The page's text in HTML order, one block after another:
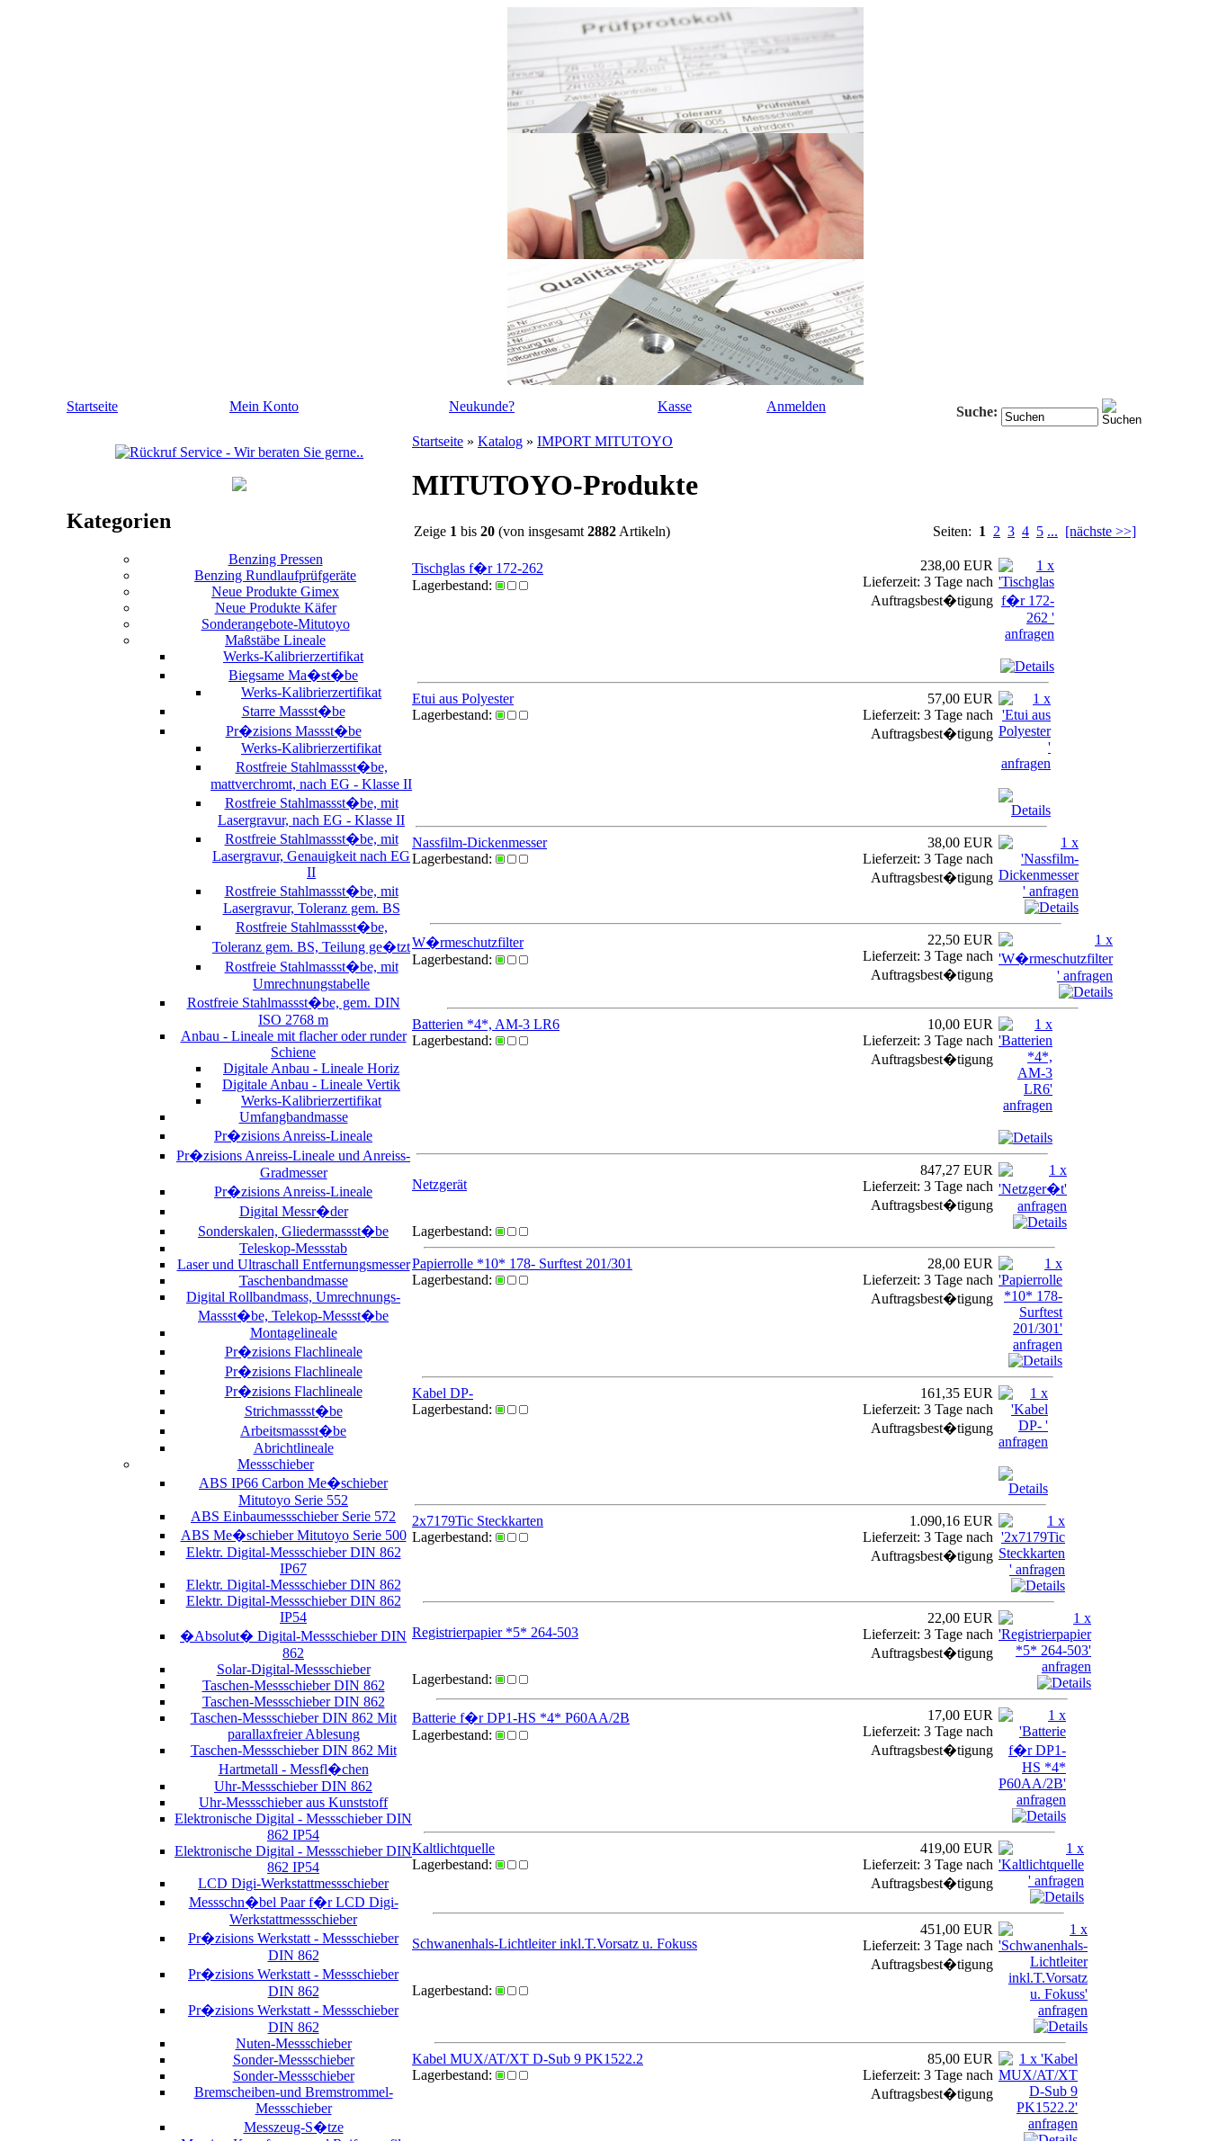
Startseite Mein Konto Neukunde? Kasse Anmelden Suche:
Kategorien
Benzing Pressen
Benzing Rundlaufprüfgeräte
Neue Produkte Gimex
Neue Produkte Käfer
Sonderangebote-Mitutoyo
Maßstäbe Lineale
Werks-Kalibrierzertifikat
Biegsame Ma�st�be
Werks-Kalibrierzertifikat
Starre Massst�be
Pr�zisions Massst�be
Werks-Kalibrierzertifikat
Rostfreie Stahlmassst�be,
mattverchromt, nach EG - Klasse II
Rostfreie Stahlmassst�be, mit
Lasergravur, nach EG - Klasse II
Rostfreie Stahlmassst�be, mit
Lasergravur, Genauigkeit nach EG
II
Rostfreie Stahlmassst�be, mit
Lasergravur, Toleranz gem. BS
Rostfreie Stahlmassst�be,
Toleranz gem. BS, Teilung ge�tzt
Rostfreie Stahlmassst�be, mit
Umrechnungstabelle
Rostfreie Stahlmassst�be, gem. DIN
ISO 2768 m
Anbau - Lineale mit flacher oder runder
Schiene
Digitale Anbau - Lineale Horiz
Digitale Anbau - Lineale Vertik
Werks-Kalibrierzertifikat
Umfangbandmasse
Pr�zisions Anreiss-Lineale
Pr�zisions Anreiss-Lineale und Anreiss-
Gradmesser
Pr�zisions Anreiss-Lineale
Digital Messr�der
Sonderskalen, Gliedermassst�be
Teleskop-Messstab
Laser und Ultraschall Entfernungsmesser
Taschenbandmasse
Digital Rollbandmass, Umrechnungs-
Massst�be, Telekop-Messst�be
Montagelineale
Pr�zisions Flachlineale
Pr�zisions Flachlineale
Pr�zisions Flachlineale
Strichmassst�be
Arbeitsmassst�be
Abrichtlineale
Messschieber
ABS IP66 Carbon Me�schieber
Mitutoyo Serie 552
ABS Einbaumessschieber Serie 572
ABS Me�schieber Mitutoyo Serie 500
Elektr. Digital-Messschieber DIN 862
IP67
Elektr. Digital-Messschieber DIN 862
Elektr. Digital-Messschieber DIN 862
IP54
�Absolut� Digital-Messschieber DIN
862
Solar-Digital-Messschieber
Taschen-Messschieber DIN 862
Taschen-Messschieber DIN 862
Taschen-Messschieber DIN 862 Mit
parallaxfreier Ablesung
Taschen-Messschieber DIN 862 Mit
Hartmetall - Messfl�chen
Uhr-Messschieber DIN 862
Uhr-Messschieber aus Kunststoff
Elektronische Digital - Messschieber DIN
862 IP54
Elektronische Digital - Messschieber DIN
862 IP54
LCD Digi-Werkstattmessschieber
Messschn�bel Paar f�r LCD Digi-
Werkstattmessschieber
Pr�zisions Werkstatt - Messschieber
DIN 862
Pr�zisions Werkstatt - Messschieber
DIN 862
Pr�zisions Werkstatt - Messschieber
DIN 862
Nuten-Messschieber
Sonder-Messschieber
Sonder-Messschieber
Bremscheiben-und Bremstrommel-
Messschieber
Messzeug-S�tze
Startseite » Katalog » IMPORT MITUTOYO
MITUTOYO-Produkte
Zeige 1 bis 20 (von insgesamt 2882 Artikeln) Seiten: 1 2 3 4 5 ... [nächste >>]
Tischglas f�r 172-262
Lagerbestand:
238,00 EUR
Lieferzeit: 3 Tage nach
Auftragsbest�tigung
Etui aus Polyester
Lagerbestand:
57,00 EUR
Lieferzeit: 3 Tage nach
Auftragsbest�tigung
Nassfilm-Dickenmesser
Lagerbestand:
38,00 EUR
Lieferzeit: 3 Tage nach
Auftragsbest�tigung
W�rmeschutzfilter
Lagerbestand:
22,50 EUR
Lieferzeit: 3 Tage nach
Auftragsbest�tigung
Batterien *4*, AM-3 LR6
Lagerbestand:
10,00 EUR
Lieferzeit: 3 Tage nach
Auftragsbest�tigung
Netzgerät
Lagerbestand:
847,27 EUR
Lieferzeit: 3 Tage nach
Auftragsbest�tigung
Papierrolle *10* 178- Surftest 201/301
Lagerbestand:
28,00 EUR
Lieferzeit: 3 Tage nach
Auftragsbest�tigung
Kabel DP-
Lagerbestand:
161,35 EUR
Lieferzeit: 3 Tage nach
Auftragsbest�tigung
2x7179Tic Steckkarten
Lagerbestand:
1.090,16 EUR
Lieferzeit: 3 Tage nach
Auftragsbest�tigung
Registrierpapier *5* 264-503
Lagerbestand:
22,00 EUR
Lieferzeit: 3 Tage nach
Auftragsbest�tigung
Batterie f�r DP1-HS *4* P60AA/2B
Lagerbestand:
17,00 EUR
Lieferzeit: 3 Tage nach
Auftragsbest�tigung
Kaltlichtquelle
Lagerbestand:
419,00 EUR
Lieferzeit: 3 Tage nach
Auftragsbest�tigung
Schwanenhals-Lichtleiter inkl.T.Vorsatz u. Fokuss
Lagerbestand:
451,00 EUR
Lieferzeit: 3 Tage nach
Auftragsbest�tigung
Kabel MUX/AT/XT D-Sub 9 PK1522.2
Lagerbestand:
85,00 EUR
Lieferzeit: 3 Tage nach
Auftragsbest�tigung